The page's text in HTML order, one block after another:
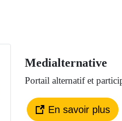
Medialternative
Portail alternatif et
En savoir plus